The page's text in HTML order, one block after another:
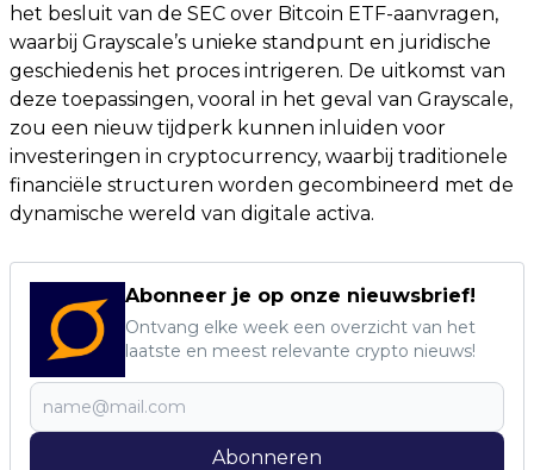
het besluit van de SEC over Bitcoin ETF-aanvragen,
waarbij Grayscale’s unieke standpunt en juridische
geschiedenis het proces intrigeren. De uitkomst van
deze toepassingen, vooral in het geval van Grayscale,
zou een nieuw tijdperk kunnen inluiden voor
investeringen in cryptocurrency, waarbij traditionele
financiële structuren worden gecombineerd met de
dynamische wereld van digitale activa.
Abonneer je op onze nieuwsbrief!
Ontvang elke week een overzicht van het
laatste en meest relevante crypto nieuws!
Abonneren